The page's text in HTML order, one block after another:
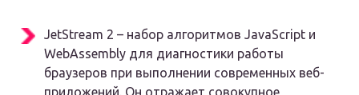
JetStream 2 – набор алгоритмов JavaScript и
WebAssembly для диагностики работы
браузеров при выполнении современных веб-